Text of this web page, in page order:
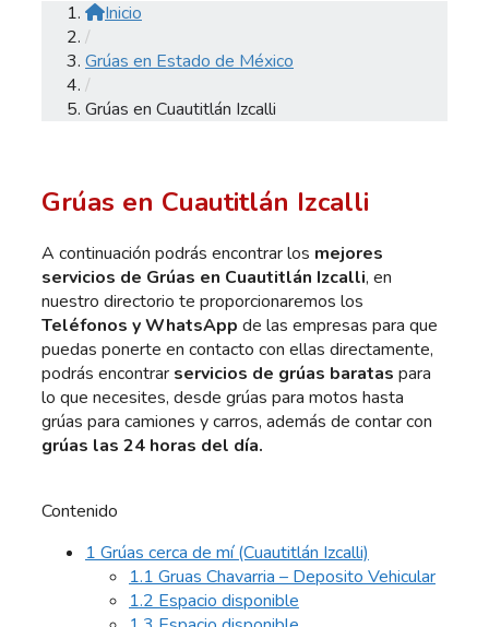
Inicio
/
Grúas en Estado de México
/
Grúas en Cuautitlán Izcalli
Grúas en Cuautitlán Izcalli
A continuación podrás encontrar los mejores
servicios de Grúas en Cuautitlán Izcalli, en
nuestro directorio te proporcionaremos los
Teléfonos y WhatsApp de las empresas para que
puedas ponerte en contacto con ellas directamente,
podrás encontrar servicios de grúas baratas para
lo que necesites, desde grúas para motos hasta
grúas para camiones y carros, además de contar con
grúas las 24 horas del día.
Contenido
1 Grúas cerca de mí (Cuautitlán Izcalli)
1.1 Gruas Chavarria – Deposito Vehicular
1.2 Espacio disponible